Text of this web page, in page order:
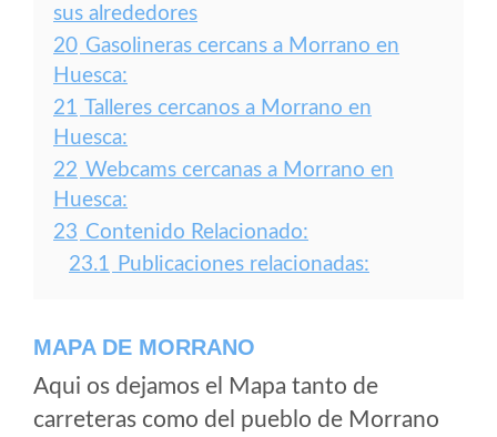
sus alrededores
20 Gasolineras cercans a Morrano en
Huesca:
21 Talleres cercanos a Morrano en
Huesca:
22 Webcams cercanas a Morrano en
Huesca:
23 Contenido Relacionado:
23.1 Publicaciones relacionadas:
MAPA DE MORRANO
Aqui os dejamos el Mapa tanto de
carreteras como del pueblo de Morrano